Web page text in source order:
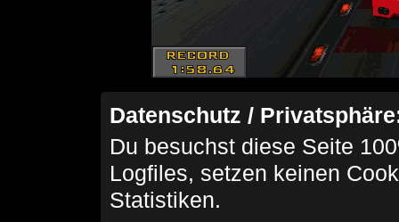
Datenschutz /
Du besuchst diese Seite
Logfiles, setzen keinen
Statistiken.